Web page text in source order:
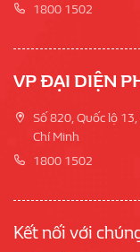
1800 1502
VP ĐẠI DIỆN
Số 820, Quốc lộ
Chí Minh
1800 1502
Kết nối với